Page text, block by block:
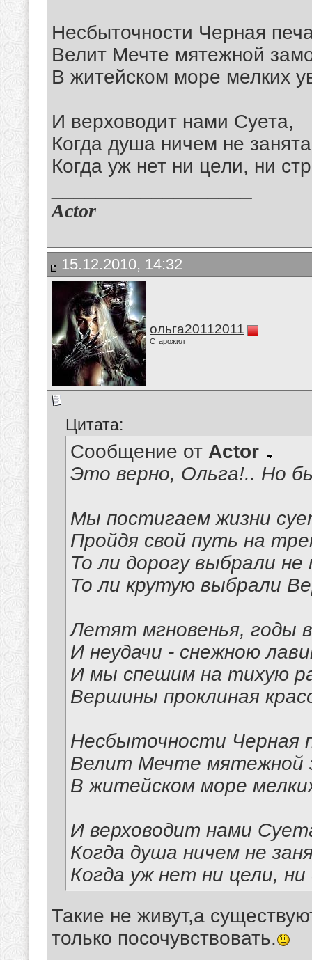
Несбыточности Черная
Велит Мечте мятежной
В житейском море мелких
И верховодит нами Суета,
Когда душа ничем не
Когда уж нет ни цели, ни
Actor
15.12.2010, 14:32
ольга20112011
Старожил
Цитата:
Сообщение от Actor
Это верно, Ольга!.. Но
Мы постигаем жизни
Пройдя свой путь на
То ли дорогу выбрали не
То ли крутую выбрали
Летят мгновенья, годы
И неудачи - снежною
И мы спешим на тихую
Вершины проклиная
Несбыточности Черная
Велит Мечте мятежной
В житейском море
И верховодит нами
Когда душа ничем не
Когда уж нет ни цели,
Такие не живут,а
только посочувствовать.